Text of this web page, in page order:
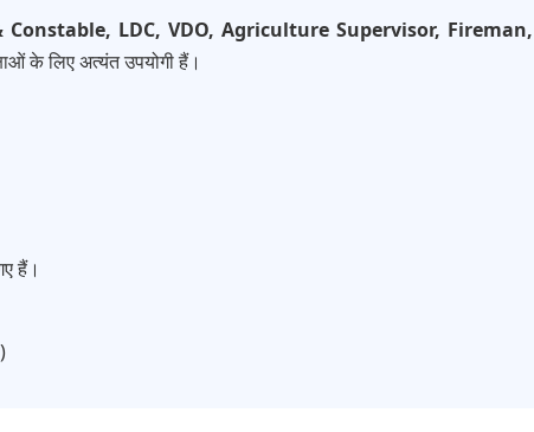
Constable, LDC, VDO, Agriculture Supervisor,
के लिए अत्यंत उपयोगी हैं।
हैं।